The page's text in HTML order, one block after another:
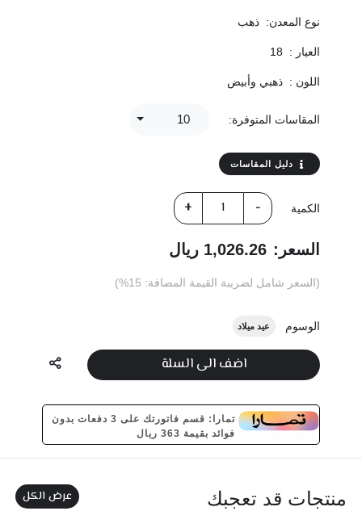
نوع المعدن: ذهب
العيار : 18
اللون : ذهبي وأبيض
المقاسات المتوفرة: 10
دليل المقاسات
الكمية
السعر: 1,026.26 ريال
(السعر شامل لضريبة القيمة المضافة: 15%)
الوسوم عيد ميلاد
اضف الى السلة
تمارا: قسم فاتورتك على 3 دفعات بدون
فوائد بقيمة 363 ريال
منتجات قد تعجبك عرض الكل